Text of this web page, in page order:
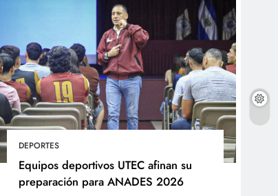
DEPORTES
Equipos deportivos UTEC afinan su
preparación para ANADES 2026